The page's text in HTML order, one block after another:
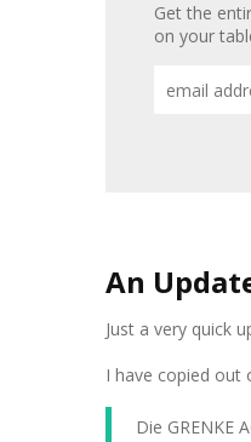
Get the
on your
An
Just a very quick
I have copied out
Die GRENKE